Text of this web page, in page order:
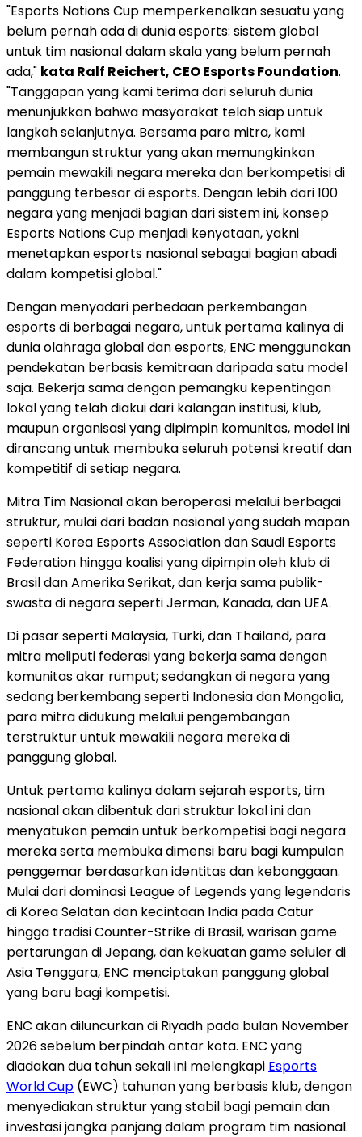
"Esports Nations Cup memperkenalkan sesuatu yang
belum pernah ada di dunia esports: sistem global
untuk tim nasional dalam skala yang belum pernah
ada," kata Ralf Reichert, CEO Esports Foundation.
"Tanggapan yang kami terima dari seluruh dunia
menunjukkan bahwa masyarakat telah siap untuk
langkah selanjutnya. Bersama para mitra, kami
membangun struktur yang akan memungkinkan
pemain mewakili negara mereka dan berkompetisi di
panggung terbesar di esports. Dengan lebih dari 100
negara yang menjadi bagian dari sistem ini, konsep
Esports Nations Cup menjadi kenyataan, yakni
menetapkan esports nasional sebagai bagian abadi
dalam kompetisi global."
Dengan menyadari perbedaan perkembangan
esports di berbagai negara, untuk pertama kalinya di
dunia olahraga global dan esports, ENC menggunakan
pendekatan berbasis kemitraan daripada satu model
saja. Bekerja sama dengan pemangku kepentingan
lokal yang telah diakui dari kalangan institusi, klub,
maupun organisasi yang dipimpin komunitas, model ini
dirancang untuk membuka seluruh potensi kreatif dan
kompetitif di setiap negara.
Mitra Tim Nasional akan beroperasi melalui berbagai
struktur, mulai dari badan nasional yang sudah mapan
seperti Korea Esports Association dan Saudi Esports
Federation hingga koalisi yang dipimpin oleh klub di
Brasil dan Amerika Serikat, dan kerja sama publik-
swasta di negara seperti Jerman, Kanada, dan UEA.
Di pasar seperti Malaysia, Turki, dan Thailand, para
mitra meliputi federasi yang bekerja sama dengan
komunitas akar rumput; sedangkan di negara yang
sedang berkembang seperti Indonesia dan Mongolia,
para mitra didukung melalui pengembangan
terstruktur untuk mewakili negara mereka di
panggung global.
Untuk pertama kalinya dalam sejarah esports, tim
nasional akan dibentuk dari struktur lokal ini dan
menyatukan pemain untuk berkompetisi bagi negara
mereka serta membuka dimensi baru bagi kumpulan
penggemar berdasarkan identitas dan kebanggaan.
Mulai dari dominasi League of Legends yang legendaris
di Korea Selatan dan kecintaan India pada Catur
hingga tradisi Counter-Strike di Brasil, warisan game
pertarungan di Jepang, dan kekuatan game seluler di
Asia Tenggara, ENC menciptakan panggung global
yang baru bagi kompetisi.
ENC akan diluncurkan di Riyadh pada bulan November
2026 sebelum berpindah antar kota. ENC yang
diadakan dua tahun sekali ini melengkapi Esports
World Cup (EWC) tahunan yang berbasis klub, dengan
menyediakan struktur yang stabil bagi pemain dan
investasi jangka panjang dalam program tim nasional.